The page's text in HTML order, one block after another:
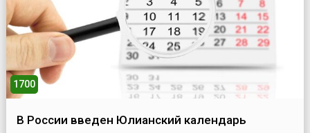
1700
В России введен Юлианский календарь